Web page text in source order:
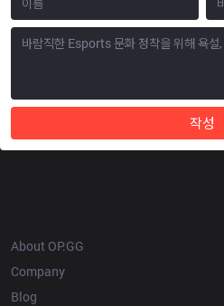
작성
About OP.GG
Company
Blog